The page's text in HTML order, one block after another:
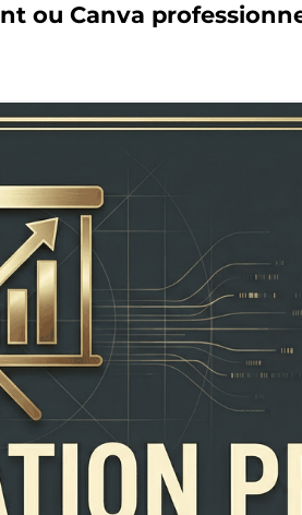
ou Canva